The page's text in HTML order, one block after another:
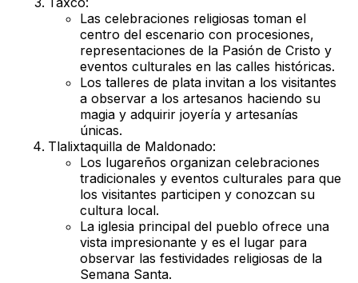
Las celebraciones religiosas toman el
centro del escenario con procesiones,
representaciones de la Pasión de Cristo y
eventos culturales en las calles históricas.
Los talleres de plata invitan a los visitantes
a observar a los artesanos haciendo su
magia y adquirir joyería y artesanías
únicas.
Tlalixtaquilla de Maldonado:
Los lugareños organizan celebraciones
tradicionales y eventos culturales para que
los visitantes participen y conozcan su
cultura local.
La iglesia principal del pueblo ofrece una
vista impresionante y es el lugar para
observar las festividades religiosas de la
Semana Santa.